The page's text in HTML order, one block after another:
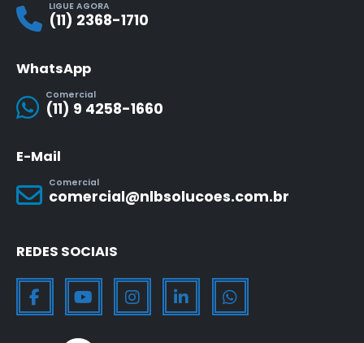
LIGUE AGORA
(11) 2368-1710
WhatsApp
Comercial
(11) 9 4258-1660
E-Mail
Comercial
comercial@nlbsolucoes.com.br
REDES SOCIAIS